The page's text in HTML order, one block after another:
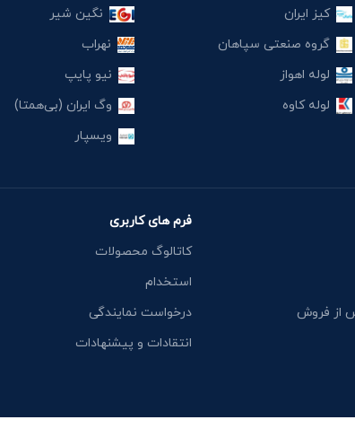
کیز ایران
گروه صنعتی سپاهان
لوله اهواز
لوله کاوه
نگین شیر
نهراب
نیو پایپ
وگ ایران (بی‌همتا)
ویسپار
از فروش
فرم های کاربری
کاتالوگ محصولات
استخدام
درخواست نمایندگی
انتقادات و پیشنهادات